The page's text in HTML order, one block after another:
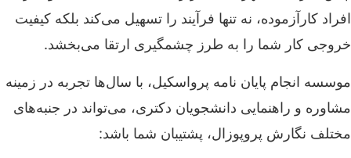
افراد کارآزموده، نه تنها فرآیند را تسهیل می‌کند بلکه کیفیت
خروجی کار شما را به طرز چشمگیری ارتقا می‌بخشد.
موسسه انجام پایان نامه پرواسکیل، با سال‌ها تجربه در زمینه
مشاوره و راهنمایی دانشجویان دکتری، می‌تواند در جنبه‌های
مختلف نگارش پروپوزال، پشتیبان شما باشد: